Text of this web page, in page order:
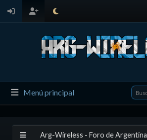
Menú principal
Arg-Wireless - Foro de Argentina